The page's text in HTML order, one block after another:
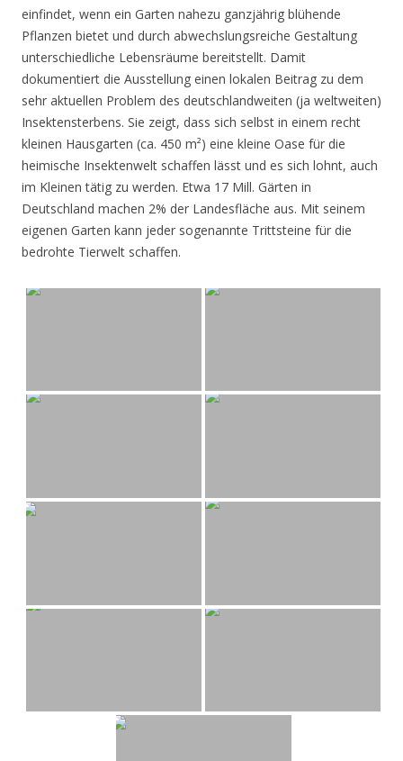
einfindet, wenn ein Garten nahezu ganzjährig blühende
Pflanzen bietet und durch abwechslungsreiche Gestaltung
unterschiedliche Lebensräume bereitstellt. Damit
dokumentiert die Ausstellung einen lokalen Beitrag zu dem
sehr aktuellen Problem des deutschlandweiten (ja weltweiten)
Insektensterbens. Sie zeigt, dass sich selbst in einem recht
kleinen Hausgarten (ca. 450 m²) eine kleine Oase für die
heimische Insektenwelt schaffen lässt und es sich lohnt, auch
im Kleinen tätig zu werden. Etwa 17 Mill. Gärten in
Deutschland machen 2% der Landesfläche aus. Mit seinem
eigenen Garten kann jeder sogenannte Trittsteine für die
bedrohte Tierwelt schaffen.